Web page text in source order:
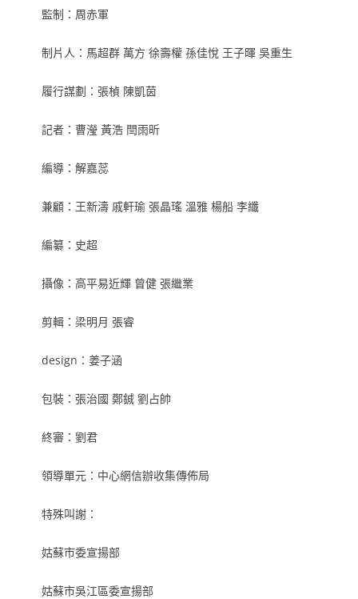
監制：周赤軍
制片人：馬超群 萬方 徐壽權 孫佳悅 王子暉 吳重生
履行謀劃：張楨 陳凱茵
記者：曹瀅 黃浩 閆雨昕
編導：解嘉蕊
兼顧：王新濤 戚軒瑜 張晶瑤 溫雅 楊船 李纖
編纂：史超
攝像：高平易近輝 曾健 張繼業
剪輯：梁明月 張睿
design：姜子涵
包裝：張治國 鄭鋮 劉占帥
終審：劉君
領導單元：中心網信辦收集傳佈局
特殊叫謝：
姑蘇市委宣揚部
姑蘇市吳江區委宣揚部